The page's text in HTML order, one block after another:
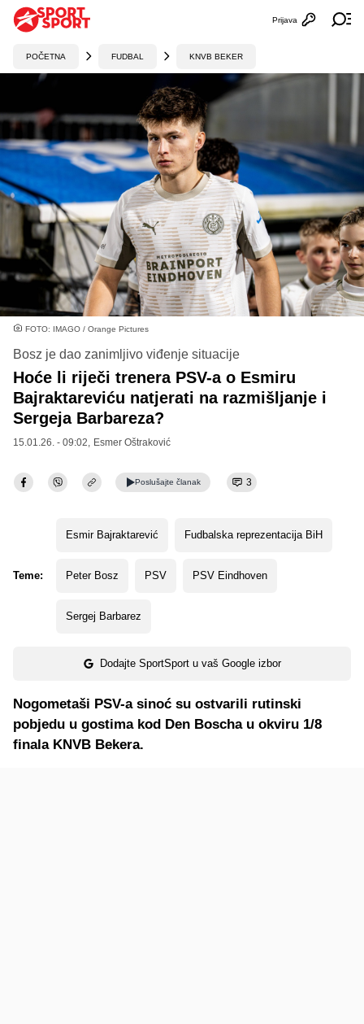
Otvori
Prijava
POČETNA FUDBAL KNVB BEKER
FOTO: IMAGO / Orange Pictures
Bosz je dao zanimljivo viđenje situacije
Hoće li riječi trenera PSV-a o Esmiru
Bajraktareviću natjerati na razmišljanje i
Sergeja Barbareza?
15.01.26. - 09:02, Esmer Oštraković
Poslušajte članak 3
Teme:
Esmir Bajraktarević Fudbalska reprezentacija BiH
Peter Bosz PSV PSV Eindhoven
Sergej Barbarez
Dodajte SportSport u vaš Google izbor
Nogometaši PSV-a sinoć su ostvarili rutinski
pobjedu u gostima kod Den Boscha u okviru 1/8
finala KNVB Bekera.